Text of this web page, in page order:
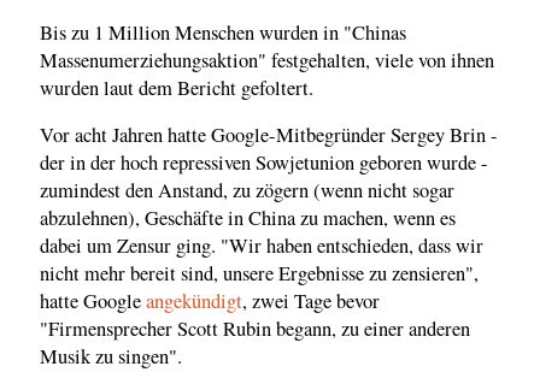
Bis zu 1 Million Menschen wurden in "Chinas
Massenumerziehungsaktion" festgehalten, viele von ihnen
wurden laut dem Bericht gefoltert.
Vor acht Jahren hatte Google-Mitbegründer Sergey Brin -
der in der hoch repressiven Sowjetunion geboren wurde -
zumindest den Anstand, zu zögern (wenn nicht sogar
abzulehnen), Geschäfte in China zu machen, wenn es
dabei um Zensur ging. "Wir haben entschieden, dass wir
nicht mehr bereit sind, unsere Ergebnisse zu zensieren",
hatte Googleangekündigt, zwei Tage bevor
"Firmensprecher Scott Rubin begann, zu einer anderen
Musik zu singen".